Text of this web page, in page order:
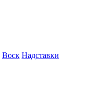
Воск Надставки